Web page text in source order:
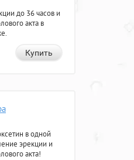
до 36 часов и
акта в
Купить
в одной
эрекции и
акта!